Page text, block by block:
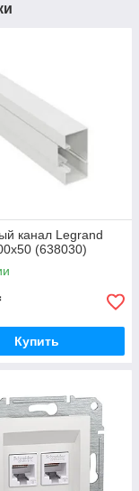
канал Legrand
(638030)
Купить